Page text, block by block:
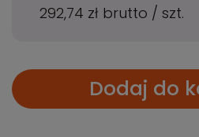
292,74 zł brutto / szt.
Dodaj do